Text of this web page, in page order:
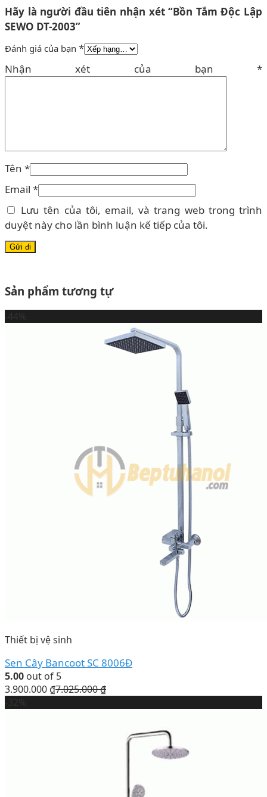
Hãy là người đầu tiên nhận xét “Bồn Tắm Độc Lập
SEWO DT-2003”
Đánh giá của bạn *
Nhận xét của bạn *
Tên *
Email *
Lưu tên của tôi, email, và trang web trong trình
duyệt này cho lần bình luận kế tiếp của tôi.
Sản phẩm tương tự
Thiết bị vệ sinh
Sen Cây Bancoot SC 8006Đ
5.00 out of 5
3.900.000 ₫7.025.000₫